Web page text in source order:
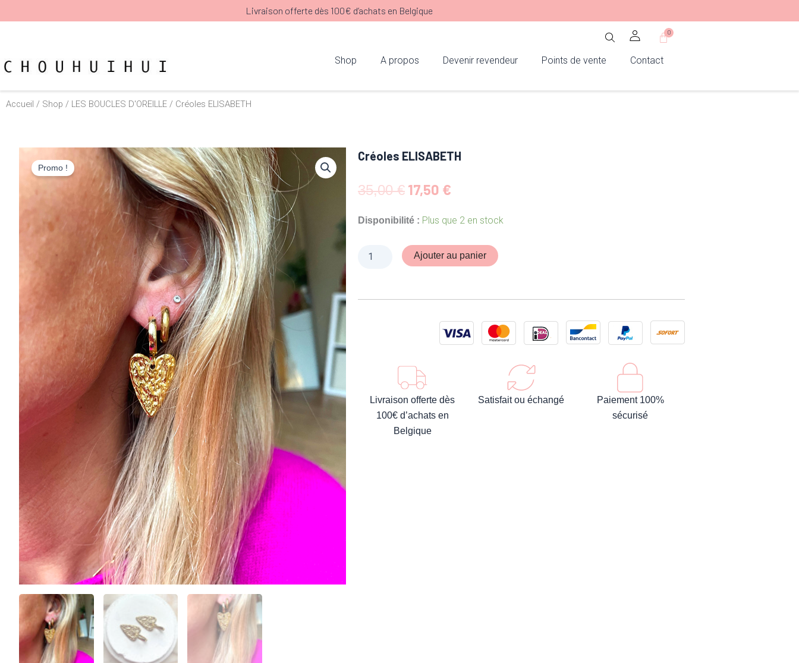
au
Livraison offerte dès 100€ d’achats en Belgique
0
Panier
Shop A propos Devenir revendeur Points de vente Contact
Accueil / Shop / LES BOUCLES D'OREILLE / Créoles ELISABETH
Promo !
Créoles ELISABETH
35,00€ Le
initial
35,00 €.
17,50 €
actuel
17,50 €.
Disponibilité : Plus que 2 en stock
quantité
ELISABETH
Ajouter au panier
Livraison offerte dès
100€ d’achats en
Belgique
Satisfait ou échangé
Paiement 100%
sécurisé